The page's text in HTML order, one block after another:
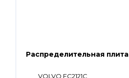
Распределительная плита
VOLVO FC2121C